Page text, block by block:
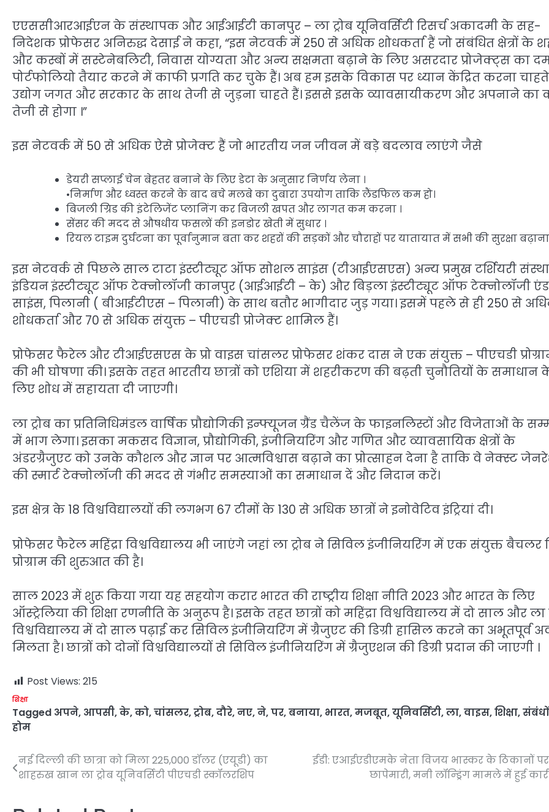
एएससीआरआईएन के संस्थापक और आईआईटी कानपुर – ला ट्रोब यूनिवर्सिटी रिसर्च अकादमी के सह-
निदेशक प्रोफेसर अनिरुद्ध देसाई ने कहा, “इस नेटवर्क में 250 से अधिक शोधकर्ता हैं जो संबंधित क्षेत्रों के
और कस्बों में सस्टेनेबलिटी, निवास योग्यता और अन्य सक्षमता बढ़ाने के लिए असरदार प्रोजेक्ट्स का
पोर्टफोलियो तैयार करने में काफी प्रगति कर चुके हैं। अब हम इसके विकास पर ध्यान केंद्रित करना चाहते
उद्योग जगत और सरकार के साथ तेजी से जुड़ना चाहते हैं। इससे इसके व्यावसायीकरण और अपनाने का
तेजी से होगा ।”
इस नेटवर्क में 50 से अधिक ऐसे प्रोजेक्ट हैं जो भारतीय जन जीवन में बड़े बदलाव लाएंगे जैसे
डेयरी सप्लाई चेन बेहतर बनाने के लिए डेटा के अनुसार निर्णय लेना ।
•निर्माण और ध्वस्त करने के बाद बचे मलबे का दुबारा उपयोग ताकि लैंडफिल कम हो।
बिजली ग्रिड की इंटेलिजेंट प्लानिंग कर बिजली खपत और लागत कम करना ।
सेंसर की मदद से औषधीय फसलों की इनडोर खेती में सुधार ।
रियल टाइम दुर्घटना का पूर्वानुमान बता कर शहरों की सड़कों और चौराहों पर यातायात में सभी की सुरक्षा
इस नेटवर्क से पिछले साल टाटा इंस्टीट्यूट ऑफ सोशल साइंस (टीआईएसएस) अन्य प्रमुख टर्शियरी
इंडियन इंस्टीट्यूट ऑफ टेक्नोलॉजी कानपुर (आईआईटी – के) और बिड़ला इंस्टीट्यूट ऑफ टेक्नोलॉजी एंड
साइंस, पिलानी ( बीआईटीएस – पिलानी) के साथ बतौर भागीदार जुड़ गया। इसमें पहले से ही 250 से
शोधकर्ता और 70 से अधिक संयुक्त – पीएचडी प्रोजेक्ट शामिल हैं।
प्रोफेसर फैरेल और टीआईएसएस के प्रो वाइस चांसलर प्रोफेसर शंकर दास ने एक संयुक्त – पीएचडी
की भी घोषणा की। इसके तहत भारतीय छात्रों को एशिया में शहरीकरण की बढ़ती चुनौतियों के समाधान
लिए शोध में सहायता दी जाएगी।
ला ट्रोब का प्रतिनिधिमंडल वार्षिक प्रौद्योगिकी इन्फ्यूजन ग्रैंड चैलेंज के फाइनलिस्टों और विजेताओं के
में भाग लेगा। इसका मकसद विज्ञान, प्रौद्योगिकी, इंजीनियरिंग और गणित और व्यावसायिक क्षेत्रों के
अंडरग्रैजुएट को उनके कौशल और ज्ञान पर आत्मविश्वास बढ़ाने का प्रोत्साहन देना है ताकि वे नेक्स्ट
की स्मार्ट टेक्नोलॉजी की मदद से गंभीर समस्याओं का समाधान दें और निदान करें।
इस क्षेत्र के 18 विश्वविद्यालयों की लगभग 67 टीमों के 130 से अधिक छात्रों ने इनोवेटिव इंट्रियां दी।
प्रोफेसर फैरेल महिंद्रा विश्वविद्यालय भी जाएंगे जहां ला ट्रोब ने सिविल इंजीनियरिंग में एक संयुक्त बैचलर
प्रोग्राम की शुरुआत की है।
साल 2023 में शुरू किया गया यह सहयोग करार भारत की राष्ट्रीय शिक्षा नीति 2023 और भारत के लिए
ऑस्ट्रेलिया की शिक्षा रणनीति के अनुरूप है। इसके तहत छात्रों को महिंद्रा विश्वविद्यालय में दो साल और ला
विश्वविद्यालय में दो साल पढ़ाई कर सिविल इंजीनियरिंग में ग्रैजुएट की डिग्री हासिल करने का अभूतपूर्व
मिलता है। छात्रों को दोनों विश्वविद्यालयों से सिविल इंजीनियरिंग में ग्रैजुएशन की डिग्री प्रदान की जाएगी ।
Post Views: 215
शिक्षा
Tagged अपने, आपसी,के,को,चांसलर,ट्रोब,दौरे,नए,ने,पर,बनाया, भारत,मजबूत,यूनिवर्सिटी,ला,वाइस,शिक्षा,संबंधों
होम
Post
navigation
नई दिल्ली की छात्रा को मिला 225,000 डॉलर (एयूडी) का
शाहरुख खान ला ट्रोब यूनिवर्सिटी पीएचडी स्कॉलरशिप
ईडी: एआईएडीएमके नेता विजय भास्कर के ठिकानों
छापेमारी, मनी लॉन्ड्रिंग मामले में हुई